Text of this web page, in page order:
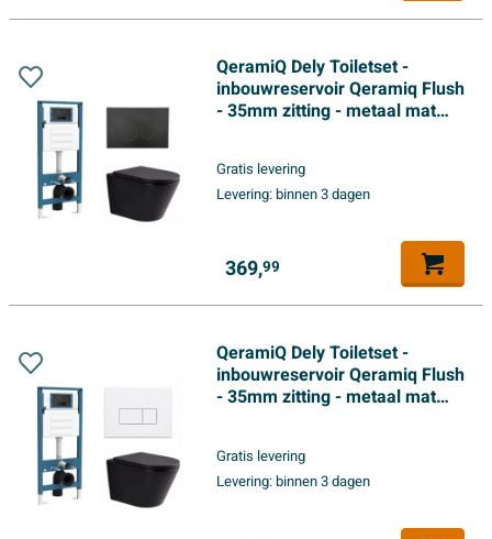
QeramiQ Dely Toiletset -
inbouwreservoir Qeramiq Flush
- 35mm zitting - metaal mat
Gratis levering
Levering:binnen 3 dagen
369,99
QeramiQ Dely Toiletset -
inbouwreservoir Qeramiq Flush
- 35mm zitting - metaal mat
zwart
Gratis levering
Levering:binnen 3 dagen